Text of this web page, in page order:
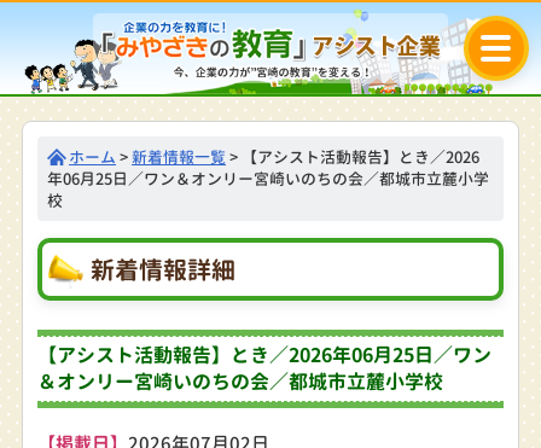
ホーム >新着情報一覧> 【アシスト活動報告】とき／2026
年06月25日／ワン＆オンリー宮崎いのちの会／都城市立麓小学
校
新着情報詳細
【アシスト活動報告】とき／2026年06月25日／ワン
＆オンリー宮崎いのちの会／都城市立麓小学校